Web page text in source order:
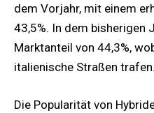
dem Vorjahr, mit einem
43,5%. In dem bisherigen
Marktanteil von 44,3%,
italienische Straßen trafen.
Die Popularität von